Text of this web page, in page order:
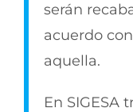
serán
acuerdo
aquella.
En SIGESA